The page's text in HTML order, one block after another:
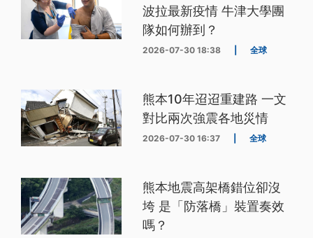
波拉最新疫情 牛津大學團
隊如何辦到？
2026-07-30 18:38 全球
熊本10年迢迢重建路 一文
對比兩次強震各地災情
2026-07-30 16:37 全球
熊本地震高架橋錯位卻沒
垮 是「防落橋」裝置奏效
嗎？